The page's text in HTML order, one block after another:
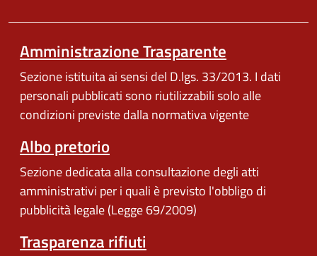
Amministrazione Trasparente
Sezione istituita ai sensi del D.lgs. 33/2013. I dati
personali pubblicati sono riutilizzabili solo alle
condizioni previste dalla normativa vigente
Albo pretorio
Sezione dedicata alla consultazione degli atti
amministrativi per i quali è previsto l'obbligo di
pubblicità legale (Legge 69/2009)
Trasparenza rifiuti